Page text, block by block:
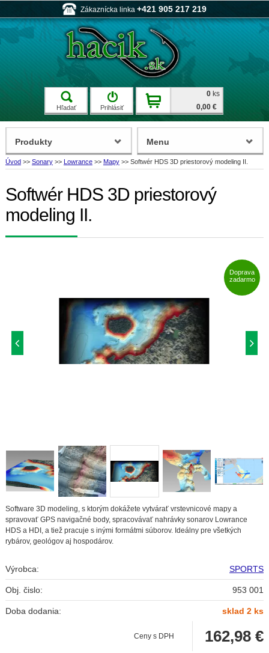
Zákaznícka linka +421 905 217 219
Hľadať Prihlásiť
0 ks
0,00 €
Úvod >> Sonary >> Lowrance >> Mapy >> Softwér HDS 3D priestorový modeling II.
Softwér HDS 3D priestorový
modeling II.
Doprava
zadarmo
Software 3D modeling, s ktorým dokážete vytvárať vrstevnicové mapy a
spravovať GPS navigačné body, spracovávať nahrávky sonarov Lowrance
HDS a HDI, a tiež pracuje s inými formátmi súborov. Ideálny pre všetkých
rybárov, geológov aj hospodárov.
Výrobca: SPORTS
Obj. čislo: 953 001
Doba dodania: sklad 2 ks
Ceny s DPH 162,98 €
Produkty Menu